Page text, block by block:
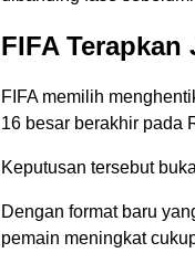
FIFA
FIFA memilih
16 besar berakhir pada
Keputusan tersebut
Dengan format baru
pemain meningkat